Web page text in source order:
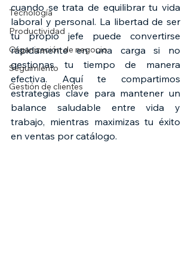
Tecnología
Productividad
Organización de negocio
Seguimiento
Gestión de clientes
cuando se trata de equilibrar tu vida
laboral y personal. La libertad de ser
tu propio jefe puede convertirse
rápidamente en una carga si no
gestionas tu tiempo de manera
efectiva. Aquí te compartimos
estrategias clave para mantener un
balance saludable entre vida y
trabajo, mientras maximizas tu éxito
en ventas por catálogo.